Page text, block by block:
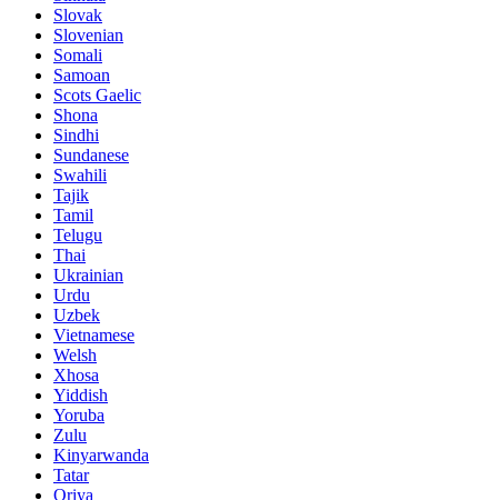
Slovak
Slovenian
Somali
Samoan
Scots Gaelic
Shona
Sindhi
Sundanese
Swahili
Tajik
Tamil
Telugu
Thai
Ukrainian
Urdu
Uzbek
Vietnamese
Welsh
Xhosa
Yiddish
Yoruba
Zulu
Kinyarwanda
Tatar
Oriya